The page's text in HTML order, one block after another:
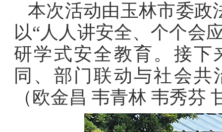
本次活动由玉林市委政
以“人人讲安全、个个会
研学式安全教育。接下
同、部门联动与社会
（欧金昌 韦青林 韦秀芬